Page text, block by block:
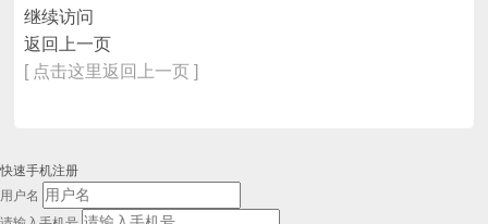
继续访问
返回上一页
[ 点击这里返回上一页 ]
快速手机注册
用户名